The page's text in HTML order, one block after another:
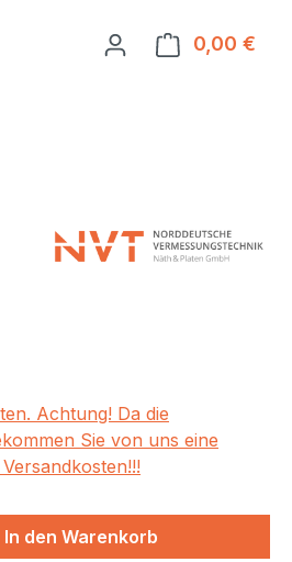
0,00 €
Achtung! Da die
Sie von uns eine
gewünschten Wert
In den Warenkorb